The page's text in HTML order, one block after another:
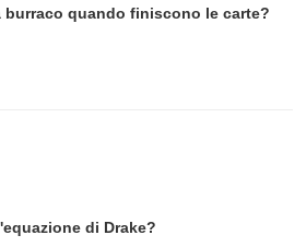
burraco quando finiscono le carte?
di Drake?